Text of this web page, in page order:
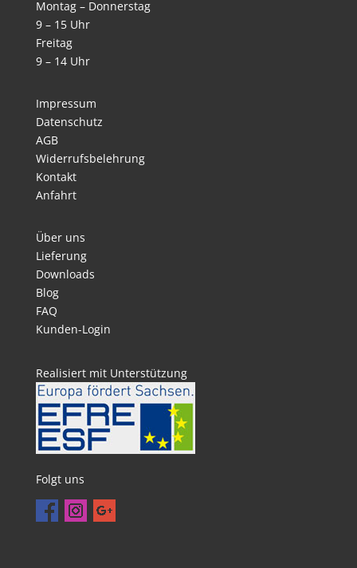
Montag – Donnerstag
9 – 15 Uhr
Freitag
9 – 14 Uhr
Impressum
Datenschutz
AGB
Widerrufsbelehrung
Kontakt
Anfahrt
Über uns
Lieferung
Downloads
Blog
FAQ
Kunden-Login
Realisiert mit Unterstützung
Folgt uns